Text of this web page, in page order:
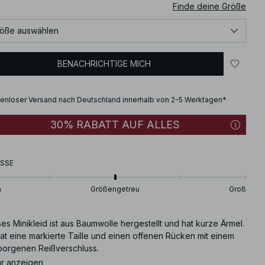
Finde deine Größe
auswählen
BENACHRICHTIGE MICH
Versand nach Deutschland innerhalb von 2-5 Werktagen*
30% RABATT AUF ALLES
Größengetreu Groß
Minikleid ist aus Baumwolle hergestellt und hat kurze Ärmel.
eine markierte Taille und einen offenen Rücken mit einem
Reißverschluss.
anzeigen